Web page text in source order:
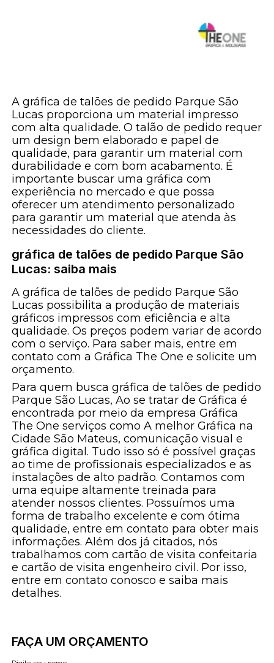
A gráfica de talões de pedido Parque São
Lucas proporciona um material impresso
com alta qualidade. O talão de pedido requer
um design bem elaborado e papel de
qualidade, para garantir um material com
durabilidade e com bom acabamento. É
importante buscar uma gráfica com
experiência no mercado e que possa
oferecer um atendimento personalizado
para garantir um material que atenda às
necessidades do cliente.
gráfica de talões de pedido Parque São
Lucas: saiba mais
A gráfica de talões de pedido Parque São
Lucas possibilita a produção de materiais
gráficos impressos com eficiência e alta
qualidade. Os preços podem variar de acordo
com o serviço. Para saber mais, entre em
contato com a Gráfica The One e solicite um
orçamento.
Para quem busca gráfica de talões de pedido
Parque São Lucas, Ao se tratar de Gráfica é
encontrada por meio da empresa Gráfica
The One serviços como A melhor Gráfica na
Cidade São Mateus, comunicação visual e
gráfica digital. Tudo isso só é possível graças
ao time de profissionais especializados e as
instalações de alto padrão. Contamos com
uma equipe altamente treinada para
atender nossos clientes. Possuímos uma
forma de trabalho excelente e com ótima
qualidade, entre em contato para obter mais
informações. Além dos já citados, nós
trabalhamos com cartão de visita confeitaria
e cartão de visita engenheiro civil. Por isso,
entre em contato conosco e saiba mais
detalhes.
FAÇA UM ORÇAMENTO